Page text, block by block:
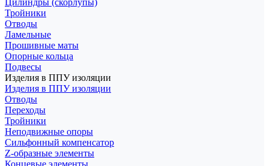
Цилиндры (скорлупы)
Тройники
Отводы
Ламельные
Прошивные маты
Опорные кольца
Подвесы
Изделия в ППУ изоляции
Изделия в ППУ изоляции
Отводы
Переходы
Тройники
Неподвижные опоры
Cильфонный компенсатор
Z-образные элементы
Концевые элементы